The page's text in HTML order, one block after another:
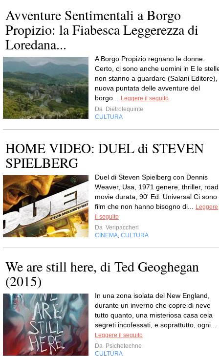
Avventure Sentimentali a Borgo
Propizio: la Fiabesca Leggerezza di
Loredana...
A Borgo Propizio regnano le donne.
Certo, ci sono anche uomini in E le
non stanno a guardare (Salani Editore),
nuova puntata delle avventure del
borgo... Leggere il seguito
Da Dietrolequinte
CULTURA
HOME VIDEO: DUEL di STEVEN
SPIELBERG
Duel di Steven Spielberg con Dennis
Weaver, Usa, 1971 genere, thriller, road
movie durata, 90' Ed. Universal Ci sono
film che non hanno bisogno di... Leggere
il seguito
Da Veripaccheri
CINEMA, CULTURA
We are still here, di Ted Geoghegan
(2015)
In una zona isolata del New England,
durante un inverno che copre di neve
tutto quanto, una misteriosa casa cela
segreti incofessati, e soprattutto, ogni...
Leggere il seguito
Da Psichetechne
CULTURA